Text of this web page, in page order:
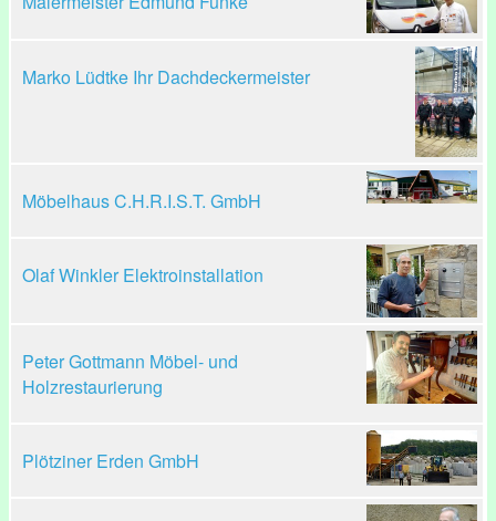
Marko Lüdtke Ihr Dachdeckermeister
Möbelhaus C.H.R.I.S.T. GmbH
Olaf Winkler Elektroinstallation
Peter Gottmann Möbel- und
Holzrestaurierung
Plötziner Erden GmbH